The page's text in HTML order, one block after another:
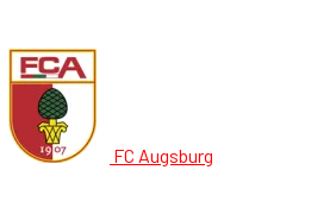
FC Augsburg